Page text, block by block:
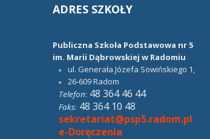
ADRES SZKOŁY
Publiczna Szkoła Podstawowa nr 5
im. Marii Dąbrowskiej w Radomiu
ul. Generała Józefa Sowińskiego 1,
26-609Radom
Telefon: 48 364 46 44
Faks: 48 364 10 48
sekretariat@psp5.radom.pl
e-Doręczenia